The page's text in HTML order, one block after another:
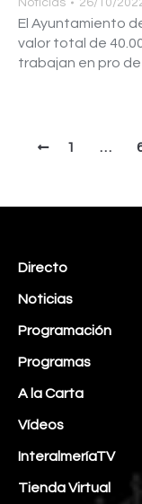
Noticias 26/10/
El Ayuntamiento
valor total de
trabajan en pro
1 …
Directo
Noticias
Programación
Programas
A la Carta
Vídeos
InteralmeríaTV
Tienda Virtual